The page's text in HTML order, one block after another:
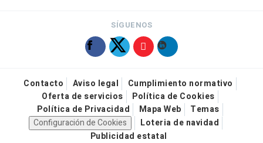
SÍGUENOS
Contacto Aviso legal
Cumplimiento normativo
Oferta de servicios
Política de Cookies
Política de Privacidad
Mapa Web
Temas
Configuración de Cookies
Loteria de navidad
Publicidad estatal